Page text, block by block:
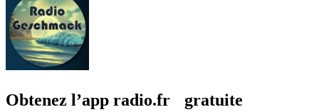
Obtenez l’app radio.fr gratuite